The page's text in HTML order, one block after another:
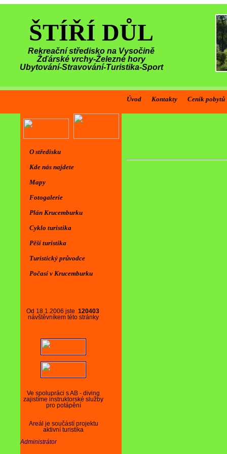
ŠTÍŘÍ DŮL
Rekreační středisko na Vysočině
Žďárské vrchy-Železné hory
Ubytování-Stravování-Turistika-Sport
Úvod Kontakty Ceník pobytů
Od 18.1.2006 jste 120403
návštěvníkem této stránky
Ve spolupráci s AB - diving
zajistíme instruktorské služby
pro potápění
Areál je součástí projektu
aktivní turistika
Administrátor
O středisku
Kde nás najdete
Mapy
Fotogalerie
Plán Krucemburku
Cyklo turistika
Pěší turistika
Turistický průvodce
Počasí v Krucemburku